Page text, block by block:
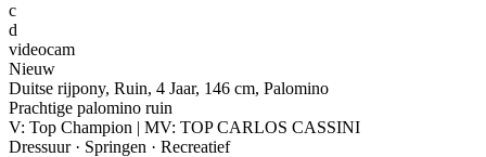
c
d
videocam
Nieuw
Duitse rijpony, Ruin, 4 Jaar, 146 cm, Palomino
Prachtige palomino ruin
V: Top Champion | MV: TOP CARLOS CASSINI
Dressuur · Springen · Recreatief